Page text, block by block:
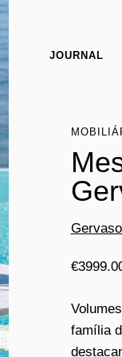
JOURNAL
€
família